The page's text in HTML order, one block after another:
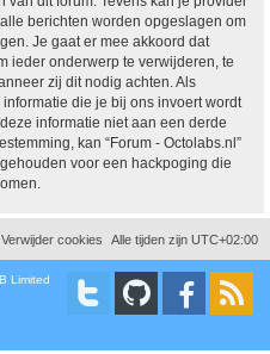
berichten worden opgeslagen om
Je gaat er mee akkoord dat
ieder onderwerp te verwijderen, te
zij dit nodig achten. Als
die je bij ons invoert wordt
informatie niet aan een derde
kan “Forum - Octolabs.nl”
voor een hackpoging die
Alle tijden zijn UTC+02:00
Verwijder cookies
Limited